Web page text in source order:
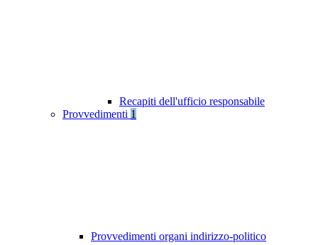
Recapiti dell'ufficio responsabile
Provvedimenti 1
Provvedimenti organi indirizzo-politico